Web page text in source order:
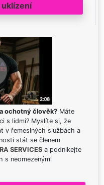
ochotný člověk? Máte
s lidmi? Myslíte si, že
v řemeslných službách a
stát se členem
SERVICES a podnikejte
s neomezenými